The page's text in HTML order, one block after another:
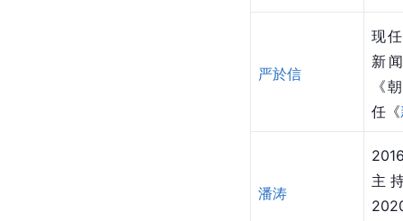
严於信
现
新
《
任《
潘涛
主